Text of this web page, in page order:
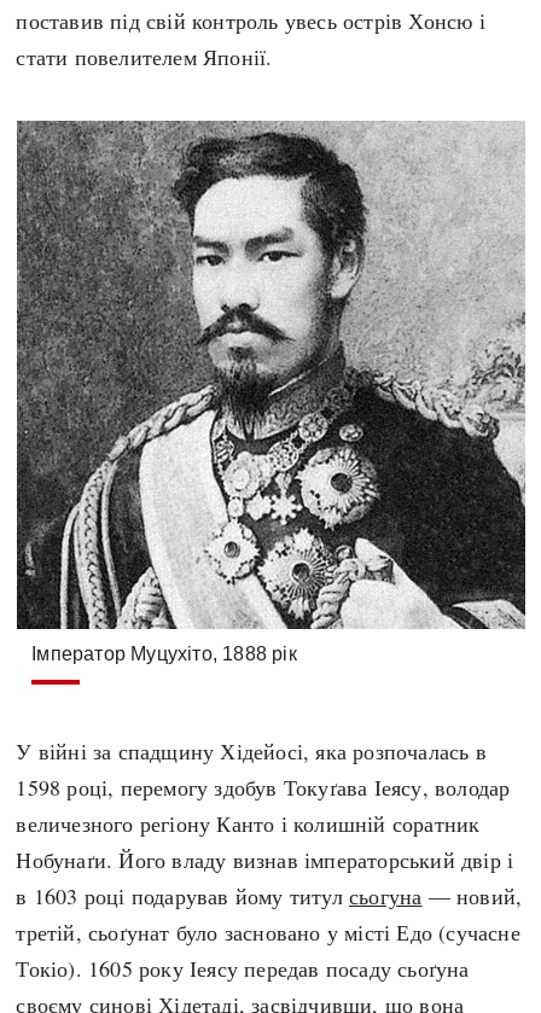
Азія
Америка
Африка
Європа
Популярні статті
#Хештеги
Автори
done
поставив під свій контроль увесь острів Хонсю і
стати повелителем Японії.
Імператор Муцухіто, 1888 рік
У війні за спадщину Хідейосі, яка розпочалась в
1598 році, перемогу здобув Токуґава Іеясу, володар
величезного регіону Канто і колишній соратник
Нобунаґи. Його владу визнав імператорський двір і
в 1603 році подарував йому титулсьогуна — новий,
третій, сьоґунат було засновано у місті Едо (сучасне
Токіо). 1605 року Іеясу передав посаду сьоґуна
своєму синові Хідетаді, засвідчивши, що вона